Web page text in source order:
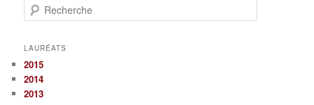
e
h
r
c
h
LAURÉATS
2015
2014
2013